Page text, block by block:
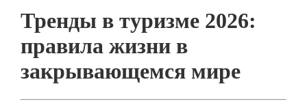
Тренды в туризме 2026:
правила жизни в
закрывающемся мире